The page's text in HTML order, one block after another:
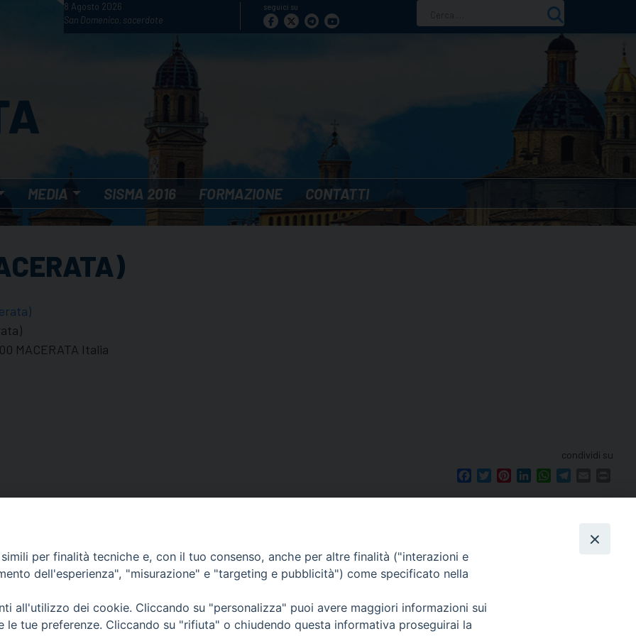
8 Agosto 2026
San Domenico, sacerdote
seguici su
per:
MEDIA SISMA 2016 FORMAZIONE CONTATTI
MACERATA Italia
condividi su
FacebookTwitterPinterestLinkedInWhatsApp
– Macerata (MC)
Orari di apertura
Dal lunedì al sabato dalle 9.30 alle 12.00.
Il pomeriggio solo su appuntamento.
seguici su
Ricerca
per finalità tecniche e, con il tuo consenso, anche per altre finalità ("interazioni e
dell'esperienza", "misurazione" e "targeting e pubblicità") come specificato nella
all'utilizzo dei cookie. Cliccando su "personalizza" puoi avere maggiori informazioni sui
le tue preferenze. Cliccando su "rifiuta" o chiudendo questa informativa proseguirai la